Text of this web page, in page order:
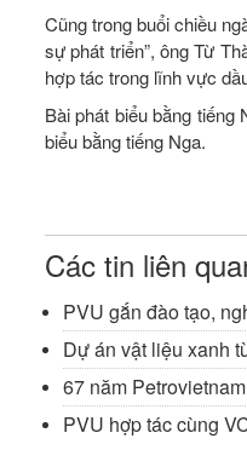
Cũng trong buổi chiều
sự phát triển”, ông Từ
hợp tác trong lĩnh vực
Bài phát biểu bằng
biểu bằng tiếng Nga.
Các tin liên
PVU gắn đào tạo,
Dự án vật liệu xanh
67 năm
PVU hợp tác cùng